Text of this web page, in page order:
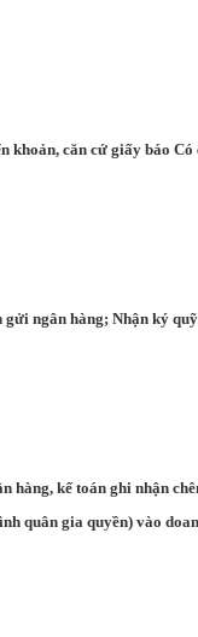
khoản, căn cứ giấy báo Có
ngân hàng; Nhận ký
hàng, kế toán ghi nhận
quân gia quyền) vào